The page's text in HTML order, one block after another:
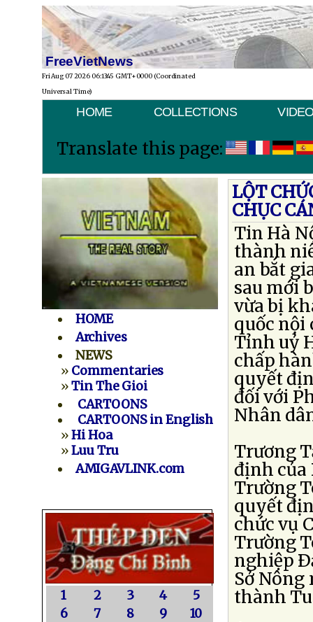
FreeVietNews
Fri Aug 07 2026 06:13:45 GMT+0000 (Coordinated
Universal Time)
HOME COLLECTIONS
Translate this page:
HOME
Archives
NEWS
» Commentaries
»Tin The Gioi
CARTOONS
CARTOONS in English
»Hi Hoa
»Luu Tru
AMIGAVLINK.com
1 2 3 4
5
6
7 8 9
10
LỘT
CHỤC
Tin Hà
thành
an bắt
sau mới
vừa bị
quốc nội
Tỉnh uỷ
chấp
quyết
đối với
Nhân
Trương
định của
Trường
quyết
chức vụ
Trường
nghiệp
Sở
thành